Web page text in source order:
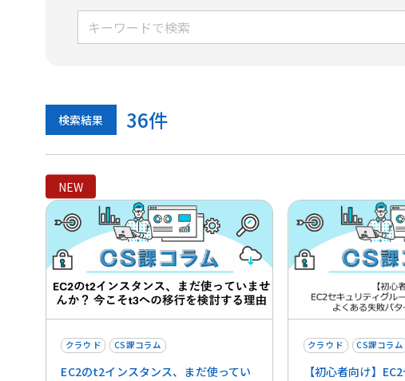
検索結果 36件
NEW
クラウド CS課コラム
EC2のt2インスタンス、まだ使ってい
クラウド CS課コラム
【初心者向け】